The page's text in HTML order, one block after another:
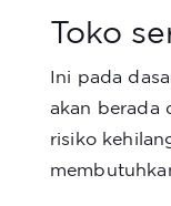
Toko
Ini pada
akan berada
risiko